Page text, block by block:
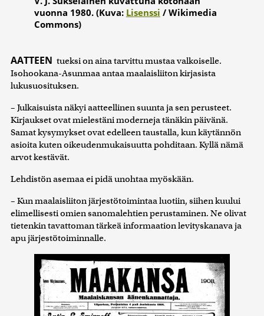
vuonna 1980. (Kuva: Lisenssi / Wikimedia
Commons)
AATTEEN tueksi on aina tarvittu mustaa valkoiselle.
Isohookana-Asunmaa antaa maalaisliiton kirjasista
lukusuosituksen.
– Julkaisuista näkyi aatteellinen suunta ja sen perusteet.
Kirjaukset ovat mielestäni moderneja tänäkin päivänä.
Samat kysymykset ovat edelleen taustalla, kun käytännön
asioita kuten oikeudenmukaisuutta pohditaan. Kyllä nämä
arvot kestävät.
Lehdistön asemaa ei pidä unohtaa myöskään.
– Kun maalaisliiton järjestötoimintaa luotiin, siihen kuului
elimellisesti omien sanomalehtien perustaminen. Ne olivat
tietenkin tavattoman tärkeä informaation levityskanava ja
apu järjestötoiminnalle.